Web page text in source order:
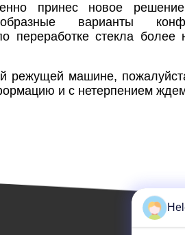
принес новое
варианты
переработке стекла
режущей машине,
и с нетерпением